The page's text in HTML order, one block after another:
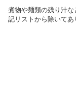
煮物や麺類の残り汁
記リストから除いてあ